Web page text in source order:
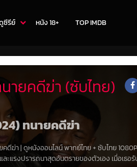
ซีรีย์ หนัง 18+ TOP IMDB
ายคดีฆ่า (ซับไทย)
ทนายคดีฆ่า
คดีฆ่า|ดูหนังออนไลน์พากย์ไทย+ซับไทย1080P
ะแรงปรารถนาสุดอันตรายของตัวเอง เมื่อเธ